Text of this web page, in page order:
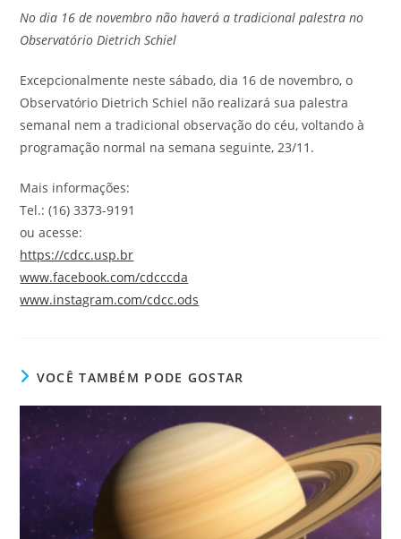
No dia 16 de novembro não haverá a tradicional palestra no
Observatório Dietrich Schiel
Excepcionalmente neste sábado, dia 16 de novembro, o
Observatório Dietrich Schiel não realizará sua palestra
semanal nem a tradicional observação do céu, voltando à
programação normal na semana seguinte, 23/11.
Mais informações:
Tel.: (16) 3373-9191
ou acesse:
https://cdcc.usp.br
www.facebook.com/cdcccda
www.instagram.com/cdcc.ods
VOCÊ TAMBÉM PODE GOSTAR